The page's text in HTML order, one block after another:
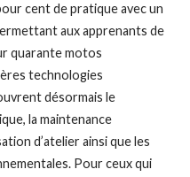
cent de pratique avec un
aux apprenants de
quarante motos
technologies
désormais le
la maintenance
d’atelier ainsi que les
Pour ceux qui